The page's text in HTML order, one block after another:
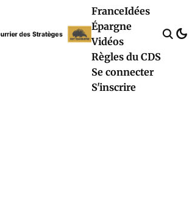
FranceIdées
Épargne
Vidéos
Règles du CDS
Se connecter
S'inscrire